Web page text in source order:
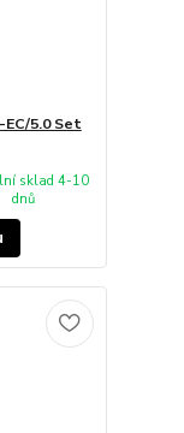
EC/5.0 Set
sklad 4-10
dnů